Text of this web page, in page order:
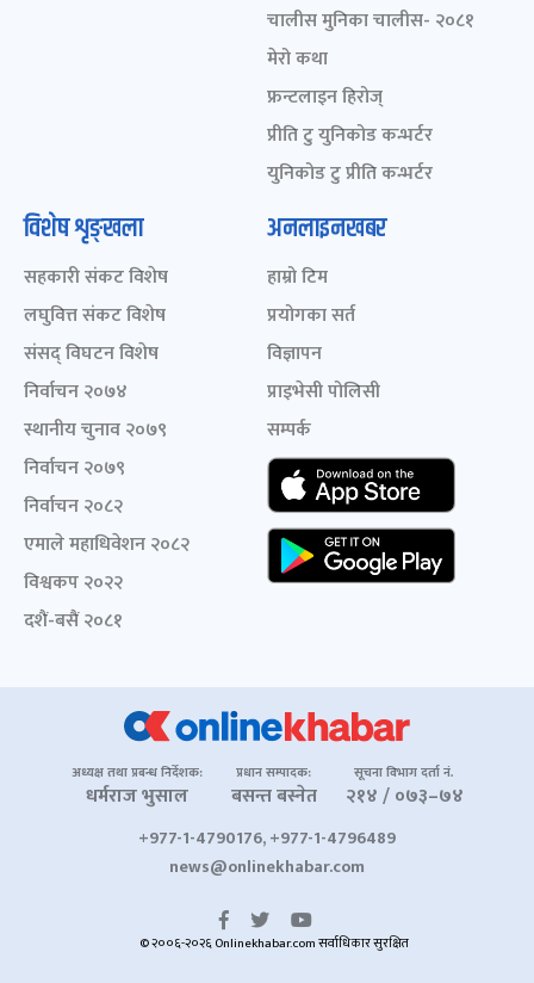
चालीस मुनिका चालीस- २०८१
मेरो कथा
फ्रन्टलाइन हिरोज्
प्रीति टु युनिकोड कन्भर्टर
युनिकोड टु प्रीति कन्भर्टर
विशेष शृङ्खला
सहकारी संकट विशेष
लघुवित्त संकट विशेष
संसद् विघटन विशेष
निर्वाचन २०७४
स्थानीय चुनाव २०७९
निर्वाचन २०७९
निर्वाचन २०८२
एमाले महाधिवेशन २०८२
विश्वकप २०२२
दशैं-बसैं २०८१
अनलाइनखबर
हाम्रो टिम
प्रयोगका सर्त
विज्ञापन
प्राइभेसी पोलिसी
सम्पर्क
अध्यक्ष तथा प्रबन्ध निर्देशक:
धर्मराज भुसाल
प्रधान सम्पादक:
बसन्त बस्नेत
सूचना विभाग दर्ता नं.
२१४ / ०७३–७४
+977-1-4790176, +977-1-4796489
news@onlinekhabar.com
© २००६-२०२६ Onlinekhabar.com सर्वाधिकार सुरक्षित